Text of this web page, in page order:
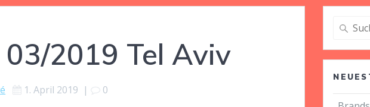
2019 Tel Aviv
1. April 2019 | 0
Suche
nach: